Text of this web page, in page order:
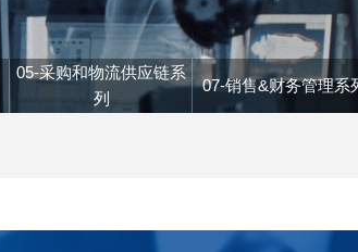
玛
汽车行业工具
采购供应链
采购技巧&供应商管理 供应
仓储库存
生产计划 海关&
互联网时代创新营销
关键客户管理
打造系统的竞争优势
研发创新突破
精益生产 仓储物流
流程效能 法规政策
安全管理 预算成
05-采购和物流供应链系
列
07-销售&财务管理系